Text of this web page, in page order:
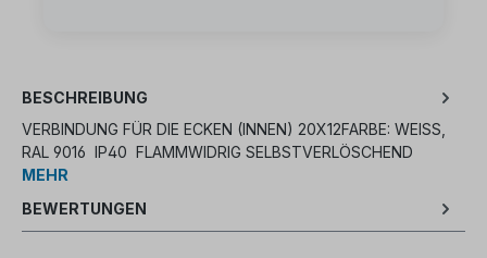
BESCHREIBUNG
VERBINDUNG FÜR DIE ECKEN (INNEN) 20X12FARBE: WEISS, R
AL 9016 IP40 FLAMMWIDRIG SELBSTVERLÖSCHEND
MEHR
BEWERTUNGEN